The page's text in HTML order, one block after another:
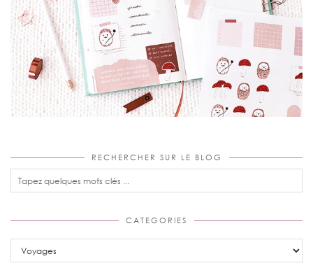
RECHERCHER SUR LE BLOG
CATEGORIES
Categories